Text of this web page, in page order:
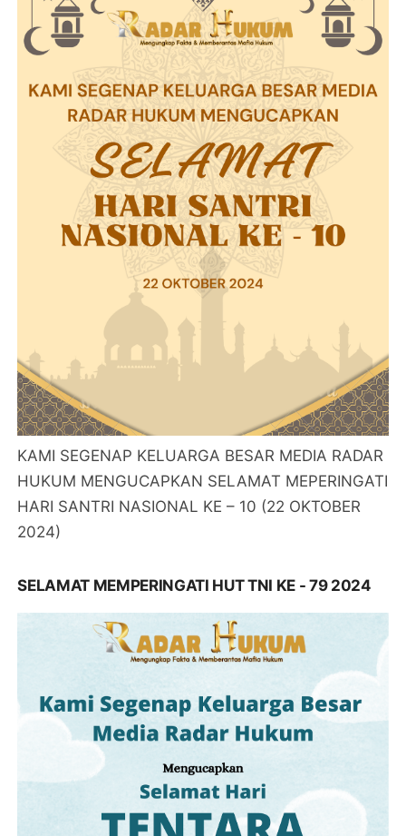
KAMI SEGENAP KELUARGA BESAR MEDIA RADAR
HUKUM MENGUCAPKAN SELAMAT MEPERINGATI
HARI SANTRI NASIONAL KE – 10 (22 OKTOBER
2024)
SELAMAT MEMPERINGATI HUT TNI KE - 79 2024